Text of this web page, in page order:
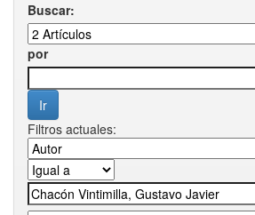
Buscar:
por
Filtros actuales: